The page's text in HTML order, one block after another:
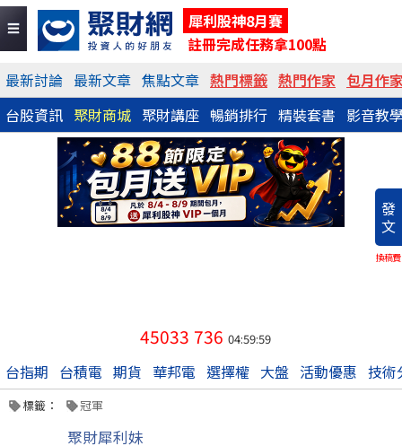
犀利股神8月賽
註冊完成任務拿100點
最新討論 最新文章 焦點文章 熱門標籤 熱門作家 包月作
台股資訊 聚財商城 聚財講座 暢銷排行 精裝套書 影音教
發
文
換稿費
45033 736 04:59:59
台指期 台積電 期貨 華邦電 選擇權 大盤 活動優惠 技術
標籤： 冠軍
聚財犀利妹